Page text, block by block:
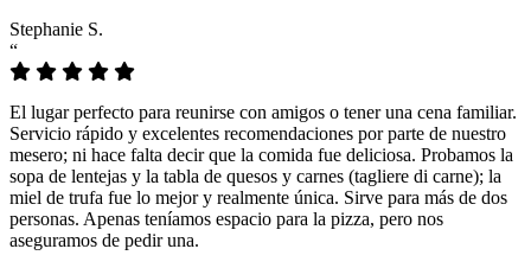
Stephanie S.
“
El lugar perfecto para reunirse con amigos o tener una cena familiar.
Servicio rápido y excelentes recomendaciones por parte de nuestro
mesero; ni hace falta decir que la comida fue deliciosa. Probamos la
sopa de lentejas y la tabla de quesos y carnes (tagliere di carne); la
miel de trufa fue lo mejor y realmente única. Sirve para más de dos
personas. Apenas teníamos espacio para la pizza, pero nos
aseguramos de pedir una.